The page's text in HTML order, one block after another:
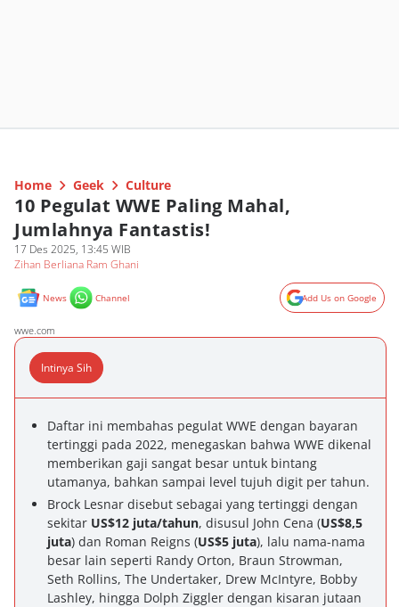
Home Geek Culture
10 Pegulat WWE Paling Mahal,
Jumlahnya Fantastis!
17 Des 2025, 13:45 WIB
Zihan Berliana Ram Ghani
News Channel Add Us on Google
wwe.com
Intinya Sih
Daftar ini membahas pegulat WWE dengan bayaran
tertinggi pada 2022, menegaskan bahwa WWE dikenal
memberikan gaji sangat besar untuk bintang
utamanya, bahkan sampai level tujuh digit per tahun.
Brock Lesnar disebut sebagai yang tertinggi dengan
sekitar US$12 juta/tahun, disusul John Cena (US$8,5
juta) dan Roman Reigns (US$5 juta), lalu nama-nama
besar lain seperti Randy Orton, Braun Strowman,
Seth Rollins, The Undertaker, Drew McIntyre, Bobby
Lashley, hingga Dolph Ziggler dengan kisaran jutaan